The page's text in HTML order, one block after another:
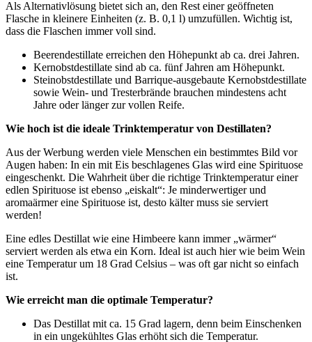
Als Alternativlösung bietet sich an, den Rest einer geöffneten
Flasche in kleinere Einheiten (z. B. 0,1 l) umzufüllen. Wichtig ist,
dass die Flaschen immer voll sind.
Beerendestillate erreichen den Höhepunkt ab ca. drei Jahren.
Kernobstdestillate sind ab ca. fünf Jahren am Höhepunkt.
Steinobstdestillate und Barrique-ausgebaute Kernobstdestillate
sowie Wein- und Tresterbrände brauchen mindestens acht
Jahre oder länger zur vollen Reife.
Wie hoch ist die ideale Trinktemperatur von Destillaten?
Aus der Werbung werden viele Menschen ein bestimmtes Bild vor
Augen haben: In ein mit Eis beschlagenes Glas wird eine Spirituose
eingeschenkt. Die Wahrheit über die richtige Trinktemperatur einer
edlen Spirituose ist ebenso „eiskalt“: Je minderwertiger und
aromaärmer eine Spirituose ist, desto kälter muss sie serviert
werden!
Eine edles Destillat wie eine Himbeere kann immer „wärmer“
serviert werden als etwa ein Korn. Ideal ist auch hier wie beim Wein
eine Temperatur um 18 Grad Celsius – was oft gar nicht so einfach
ist.
Wie erreicht man die optimale Temperatur?
Das Destillat mit ca. 15 Grad lagern, denn beim Einschenken
in ein ungekühltes Glas erhöht sich die Temperatur.